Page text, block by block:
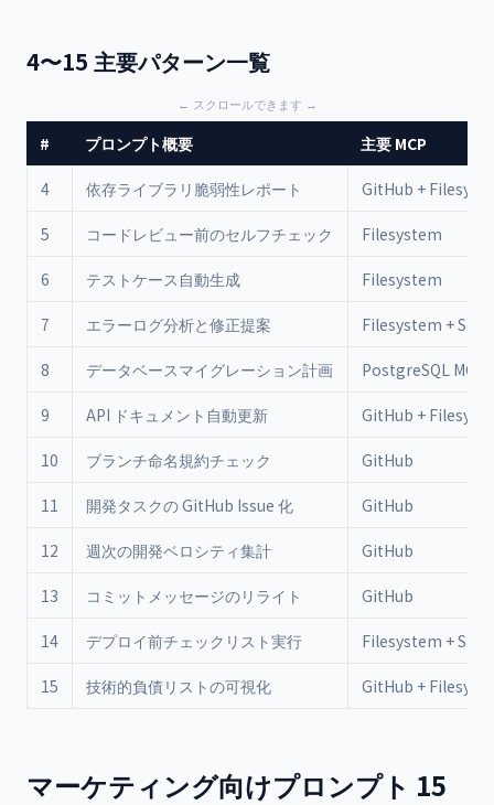
4〜15 主要パターン一覧
# プロンプト概要 主要 MCP
4 依存ライブラリ脆弱性レポート GitHub +
5 コードレビュー前のセルフチェック Filesystem
6 テストケース自動生成 Filesystem
7 エラーログ分析と修正提案 Filesystem +
8 データベースマイグレーション計画 PostgreSQL MCP
9 API ドキュメント自動更新 GitHub +
10 ブランチ命名規約チェック GitHub
11 開発タスクの GitHub Issue 化 GitHub
12 週次の開発ベロシティ集計 GitHub
13 コミットメッセージのリライト GitHub
14 デプロイ前チェックリスト実行 Filesystem +
15 技術的負債リストの可視化 GitHub +
マーケティング向けプロンプト 15